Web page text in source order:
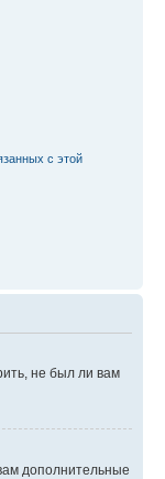
с этой
не был ли вам
дополнительные